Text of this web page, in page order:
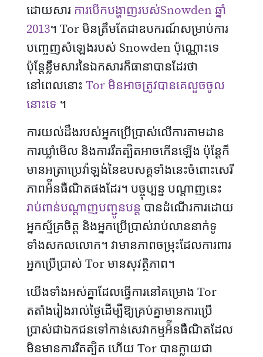
ដោយសារ ការបើកបង្ហាញរបស់Snowden ឆ្នាំ
2013។ Tor មិនត្រឹមតែជាឧបករណ៍សម្រាប់ការ
បញ្ចេញសំឡេងរបស់ Snowden ប៉ុណ្ណោះទេ
ប៉ុន្តែខ្លឹមសារនៃឯកសារក៏ធានាបានដែរថា
នៅពេលនោះ Tor មិនអាចត្រូវបានគេលួចចូល
នោះទេ ។
ការយល់ដឹងរបស់អ្នកប្រើប្រាស់លើការតាមដាន
ការឃ្លាំមើល និងការរឹតត្បិតអាចកើនឡើង ប៉ុន្តែក៏
មានអត្រាប្រេវ៉ាឡង់នៃឧបសគ្គទាំងនេះចំពោះសេរី
ភាពអ៉ីនធឺណិតផងដែរ។ បច្ចុប្បន្ន បណ្តាញនេះ
រាប់ពាន់បណ្តាញបញ្ជូនបន្ត បានដំណើរការដោយ
អ្នកស្ម័គ្រចិត្ត និងអ្នកប្រើប្រាស់រាប់លាននាក់ទូ
ទាំងសកលលោក។ វាមានភាពចម្រុះដែលការពារ
អ្នកប្រើប្រាស់ Tor មានសុវត្ថិភាព។
យើងទាំងអស់គ្នាដែលធ្វើការនៅគម្រោង Tor
តតាំងរៀងរាល់​ថ្ងៃ​ដើម្បីឱ្យគ្រប់គ្នាមានការប្រើ
ប្រាស់ជាឯកជនទៅកាន់សេវាកម្មអ៉ីនធឺណិតដែល
មិនមានការរឹតត្បិត ហើយ Tor បានក្លាយជា